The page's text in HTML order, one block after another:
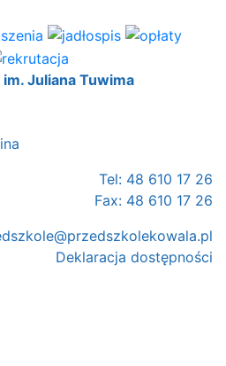
Juliana Tuwima
Tel: 48 610 17 26
Fax: 48 610 17 26
Deklaracja dostępności